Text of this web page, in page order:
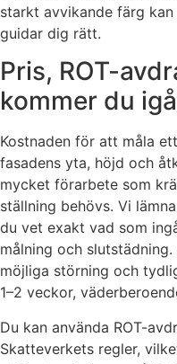
starkt avvikande färg
guidar dig rätt.
Pris, ROT-
kommer du
Kostnaden för att måla
fasadens yta, höjd och
mycket förarbete som
ställning behövs. Vi
du vet exakt vad som
målning och
möjliga störning och
1–2 veckor,
Du kan använda ROT-
Skatteverkets regler,